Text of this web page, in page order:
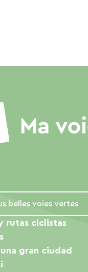
belles voies vertes
rutas ciclistas
gran ciudad